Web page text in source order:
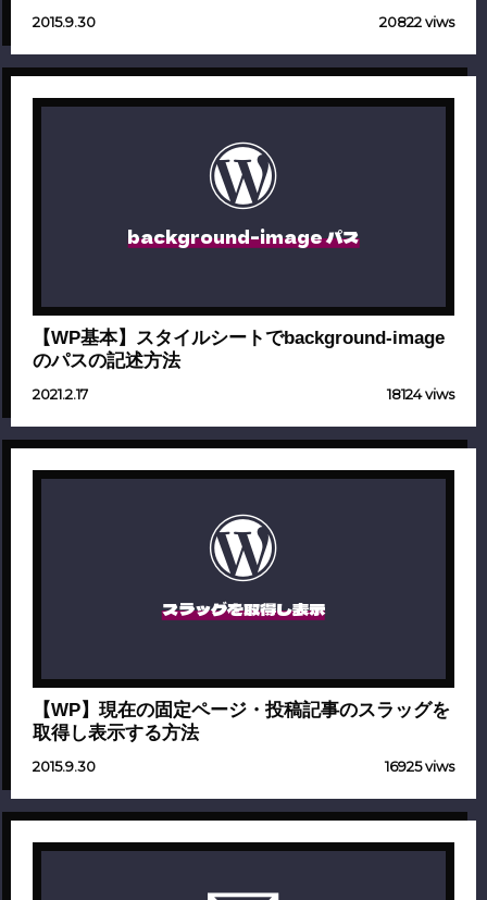
2015.9.30 20822 viws
background-image パス
【WP基本】スタイルシートでbackground-image
のパスの記述方法
2021.2.17 18124 viws
スラッグを取得し表示
【WP】現在の固定ページ・投稿記事のスラッグを
取得し表示する方法
2015.9.30 16925 viws